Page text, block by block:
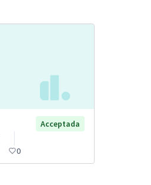
Acceptada
0